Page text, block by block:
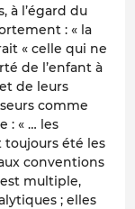
à l’égard du
: « la
« celle qui ne
de l’enfant à
de leurs
comme
: « … les
toujours été les
conventions
est multiple,
; elles